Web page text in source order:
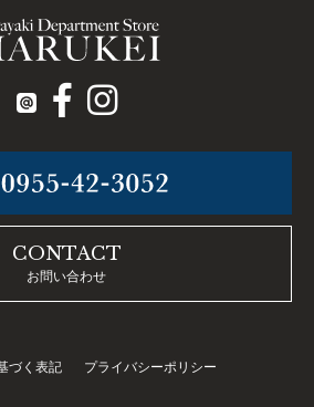
CONTACT
お問い合わせ
づく表記 プライバシーポリシー